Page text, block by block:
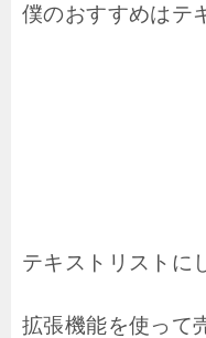
僕のおすすめはテ
テキストリストに
拡張機能を使って